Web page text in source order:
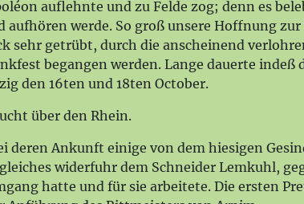
auflehnte und zu Felde zog; denn es
werde. So groß unsere Hoffnung
sehr getrübt, durch die anscheinend
begangen werden. Lange dauerte indeß
den 16ten und 18ten October.
über den Rhein.
Ankunft einige von dem hiesigen
widerfuhr dem Schneider Lemkuhl,
hatte und für sie arbeitete. Die ersten